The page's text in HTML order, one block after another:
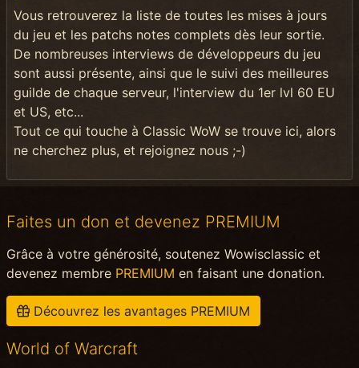
Vous retrouverez la liste de toutes les mises à jours
du jeu et les patchs notes complets dès leur sortie.
De nombreuses interviews de développeurs du jeu
sont aussi présente, ainsi que le suivi des meilleures
guilde de chaque serveur, l'interview du 1er lvl 60 EU
et US, etc...
Tout ce qui touche à Classic WoW se trouve ici, alors
ne cherchez plus, et rejoignez nous ;-)
Faites un don et devenez PREMIUM
Grâce à votre générosité, soutenez Wowisclassic et
devenez membre PREMIUM en faisant une donation.
Découvrez les avantages PREMIUM
World of Warcraft